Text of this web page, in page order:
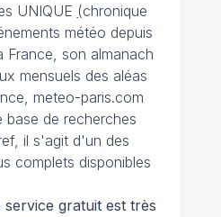
UNIQUE (chronique
météo depuis
France, son almanach
mensuels des aléas
meteo-paris.com
base de recherches
il s'agit d'un des
complets disponibles
service gratuit est très